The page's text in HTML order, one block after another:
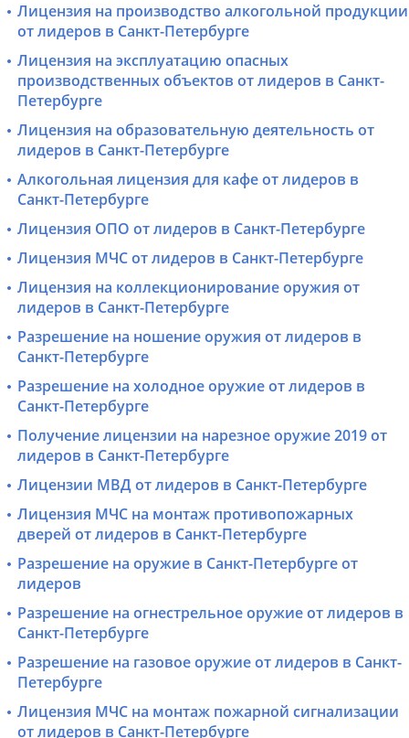
Лицензия на производство алкогольной продукции
от лидеров в Санкт-Петербурге
Лицензия на эксплуатацию опасных
производственных объектов от лидеров в Санкт-
Петербурге
Лицензия на образовательную деятельность от
лидеров в Санкт-Петербурге
Алкогольная лицензия для кафе от лидеров в
Санкт-Петербурге
Лицензия ОПО от лидеров в Санкт-Петербурге
Лицензия МЧС от лидеров в Санкт-Петербурге
Лицензия на коллекционирование оружия от
лидеров в Санкт-Петербурге
Разрешение на ношение оружия от лидеров в
Санкт-Петербурге
Разрешение на холодное оружие от лидеров в
Санкт-Петербурге
Получение лицензии на нарезное оружие 2019 от
лидеров в Санкт-Петербурге
Лицензии МВД от лидеров в Санкт-Петербурге
Лицензия МЧС на монтаж противопожарных
дверей от лидеров в Санкт-Петербурге
Разрешение на оружие в Санкт-Петербурге от
лидеров
Разрешение на огнестрельное оружие от лидеров в
Санкт-Петербурге
Разрешение на газовое оружие от лидеров в Санкт-
Петербурге
Лицензия МЧС на монтаж пожарной сигнализации
от лидеров в Санкт-Петербурге